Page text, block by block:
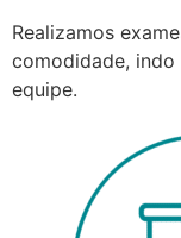
Realizamos
comodidade, indo
equipe.